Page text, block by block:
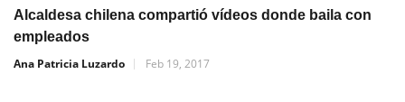
Alcaldesa chilena compartió vídeos donde baila con
empleados
Ana Patricia Luzardo
Feb 19, 2017